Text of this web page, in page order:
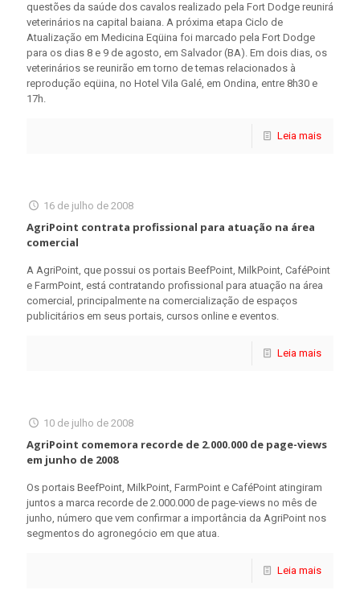
questões da saúde dos cavalos realizado pela Fort Dodge reunirá
veterinários na capital baiana. A próxima etapa Ciclo de
Atualização em Medicina Eqüina foi marcado pela Fort Dodge
para os dias 8 e 9 de agosto, em Salvador (BA). Em dois dias, os
veterinários se reunirão em torno de temas relacionados à
reprodução eqüina, no Hotel Vila Galé, em Ondina, entre 8h30 e
17h.
Leia mais
16 de julho de 2008
AgriPoint contrata profissional para atuação na área
comercial
A AgriPoint, que possui os portais BeefPoint, MilkPoint, CaféPoint
e FarmPoint, está contratando profissional para atuação na área
comercial, principalmente na comercialização de espaços
publicitários em seus portais, cursos online e eventos.
Leia mais
10 de julho de 2008
AgriPoint comemora recorde de 2.000.000 de page-views
em junho de 2008
Os portais BeefPoint, MilkPoint, FarmPoint e CaféPoint atingiram
juntos a marca recorde de 2.000.000 de page-views no mês de
junho, número que vem confirmar a importância da AgriPoint nos
segmentos do agronegócio em que atua.
Leia mais